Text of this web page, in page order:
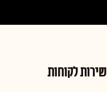
שירות לקוחות